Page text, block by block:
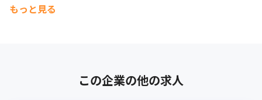
もっと見る
この企業の他の求人